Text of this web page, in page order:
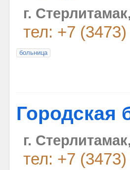
г.
тел: +7
больница
Городская
г.
тел: +7